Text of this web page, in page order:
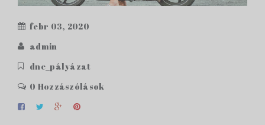
febr 03, 2020
admin
dne_pályázat
0 Hozzászólások